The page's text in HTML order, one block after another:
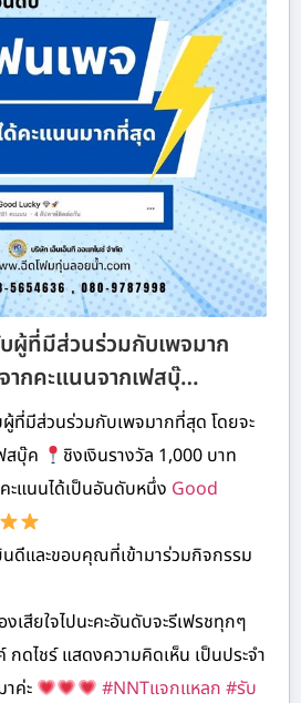
บผู้ที่มีส่วนร่วมกับเพจมาก
ากคะแนนจากเฟสบุ๊…
ผู้ที่มีส่วนร่วมกับเพจมากที่สุด โดยจะ
สบุ๊ค
ชิงเงินรางวัล 1,000 บาท
ะแนนได้เป็นอันดับหนึ่ง Good
ดีและขอบคุณที่เข้ามาร่วมกิจกรรม
เสียใจไปนะคะอันดับจะรีเฟรชทุกๆ
ดไชร์ แสดงความคิดเห็น เป็นประจำ
ค่ะ
#NNTแจกแหลก #รับ